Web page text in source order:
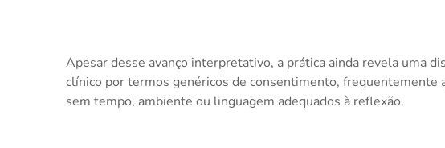
Apesar desse avanço interpretativo, a prática ainda revela uma
clínico por termos genéricos de consentimento,
sem tempo, ambiente ou linguagem adequados à reflexão.